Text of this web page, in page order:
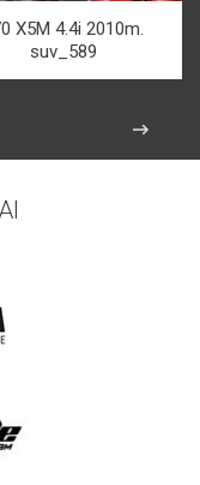
X5M 4.4i 2010m.
suv_589